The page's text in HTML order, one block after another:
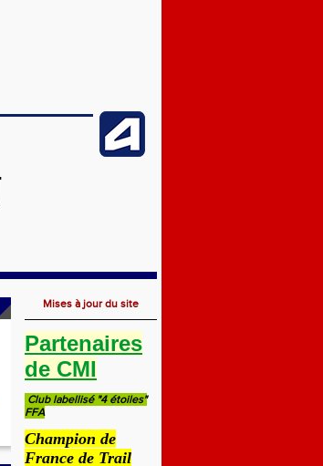
Mises à jour du site
Partenaires
de CMI
Club labellisé "4 étoiles"
FFA
Champion de
France de Trail